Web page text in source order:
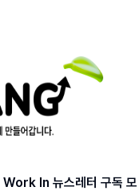
Work In 뉴스레터 구독 모